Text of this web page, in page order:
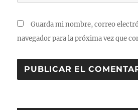
Guarda mi nombre, correo
navegador para la próxima vez que